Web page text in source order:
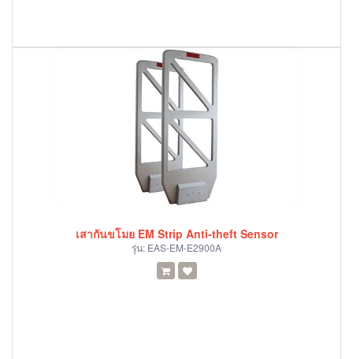
เสากันขโมย EM Strip Anti-theft Sensor
รุ่น: EAS-EM-E2900A